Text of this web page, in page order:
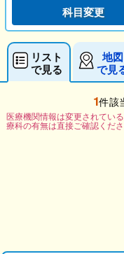
科目変更
リスト
で見る
地図
で見
1件該
医療機関情報は変更されてい
療科の有無は直接ご確認くだ